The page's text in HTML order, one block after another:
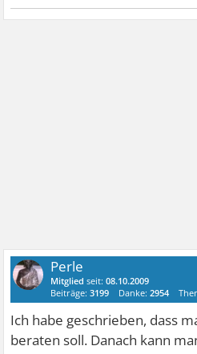
Perle
Mitglied seit:08.10.2009
Beiträge:3199 Danke:2954
Ich habe geschrieben, dass
beraten soll. Danach kann